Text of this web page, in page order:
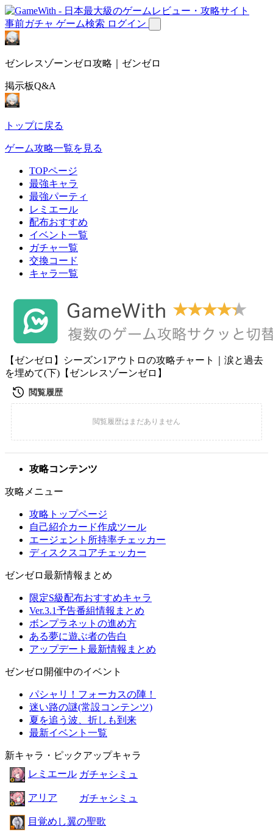
事前ガチャ ゲーム検索 ログイン
ゼンレスゾーンゼロ攻略｜ゼンゼロ
掲示板Q&A
トップに戻る
ゲーム攻略一覧を見る
TOPページ
最強キャラ
最強パーティ
レミエール
配布おすすめ
イベント一覧
ガチャ一覧
交換コード
キャラ一覧
【ゼンゼロ】シーズン1アウトロの攻略チャート｜涙と過去
を埋めて(下)【ゼンレスゾーンゼロ】
攻略コンテンツ
攻略メニュー
攻略トップページ
自己紹介カード作成ツール
エージェント所持率チェッカー
ディスクスコアチェッカー
ゼンゼロ最新情報まとめ
限定S級配布おすすめキャラ
Ver.3.1予告番組情報まとめ
ボンプラネットの進め方
ある夢に遊ぶ者の告白
アップデート最新情報まとめ
ゼンゼロ開催中のイベント
パシャリ！フォーカスの陣！
迷い路の謎(常設コンテンツ)
夏を追う波、折しも到来
最新イベント一覧
新キャラ・ピックアップキャラ
レミエール ガチャシミュ
アリア ガチャシミュ
目覚めし翼の聖歌